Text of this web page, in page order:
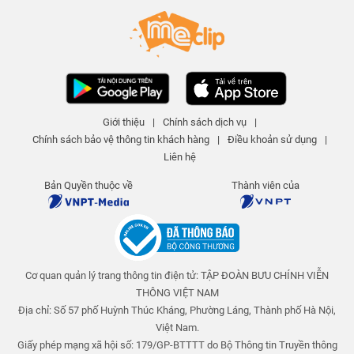
của bạn trong công việc |
MeNews
MeNews
447 lượt xem
02:02
'Vũ khí bí mật' tạo sức hút của
bạn là gì? | MeNews
MeNews
449 lượt xem 6 năm trước
01:50
Khám phá 'mặt tối' trong tính
cách của bạn | MeNews
450 lượt xem - 6 năm trước
Vì sao bạn thất bại trong việc
bộc lộ tình cảm với crush? |
MeNews
MeNews
452 lượt xem
Giới thiệu | Chính sách dịch vụ
|
Chính sách bảo vệ thông tin khách hàng
| Điều khoản sử dụng
|
Liên hệ
Bản Quyền thuộc về Thành viên của
Cơ quan quản lý trang thông tin điện tử: TẬP ĐOÀN BƯU CHÍNH VIỄN
THÔNG VIỆT NAM
Địa chỉ: Số 57 phố Huỳnh Thúc Kháng, Phường Láng, Thành phố Hà Nội,
Việt Nam.
Giấy phép mạng xã hội số: 179/GP-BTTTT do Bộ Thông tin Truyền thông